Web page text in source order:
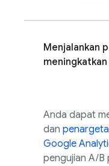
Menjalankan
Anda dapat
dan
Google
pengujian A/B